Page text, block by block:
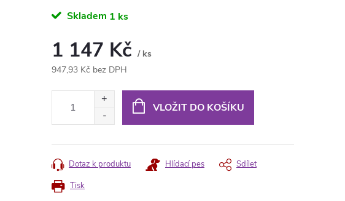
Skladem 1 ks
1 147 Kč / ks
947,93 Kč bez DPH
VLOŽIT DO KOŠÍKU
Tisk
Dotaz k produktu Hlídací pes Sdílet